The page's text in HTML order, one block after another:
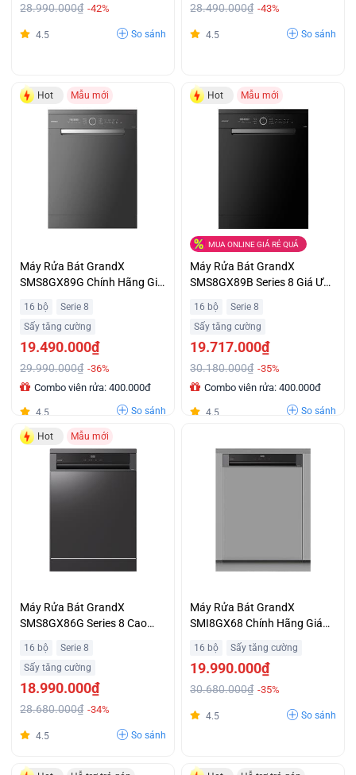
28.990.000₫ -42%
4.5 So sánh
28.490.000₫ -43%
4.5 So sánh
Hot Mẫu mới
Máy Rửa Bát GrandX
SMS8GX89G Chính Hãng Giá
16 bộ
Serie 8
Sấy tăng cường
19.490.000₫
29.990.000₫ -36%
Combo viên rửa: 400.000đ
4.5 So sánh
Hot Mẫu mới
MUA ONLINE GIÁ RẺ QUÁ
Máy Rửa Bát GrandX
SMS8GX89B Series 8 Giá Ưu
16 bộ
Serie 8
Sấy tăng cường
19.717.000₫
30.180.000₫ -35%
Combo viên rửa: 400.000đ
4.5 So sánh
Hot Mẫu mới
Máy Rửa Bát GrandX
SMS8GX86G Series 8 Cao
16 bộ
Serie 8
Sấy tăng cường
18.990.000₫
28.680.000₫ -34%
4.5 So sánh
Máy Rửa Bát GrandX
SMI8GX68 Chính Hãng Giá
16 bộ Sấy tăng cường
19.990.000₫
30.680.000₫ -35%
4.5 So sánh